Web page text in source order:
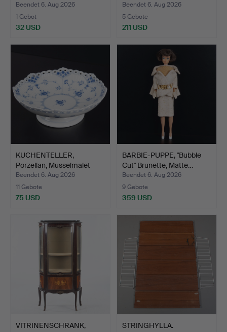
Beendet 6. Aug 2026
1 Gebot
32 USD
SL2…
Beendet 6. Aug 2026
5 Gebote
211 USD
KUCHENTELLER,
Porzellan, Musselmalet
Volls…
Beendet 6. Aug 2026
11 Gebote
75 USD
BARBIE-PUPPE, "Bubble
Cut" Brunette, Matte…
Beendet 6. Aug 2026
9 Gebote
359 USD
VITRINENSCHRANK,
STRINGHYLLA.